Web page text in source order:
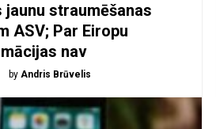
straumēšanas
ASV; Par Eiropu
nav
by Andris Brūvelis